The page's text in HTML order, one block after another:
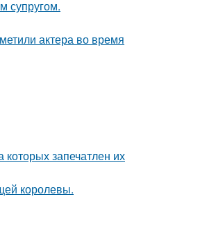
супругом.
актера во время
запечатлен их
королевы.